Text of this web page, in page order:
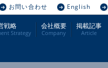
戦略
Strategy
会社概要
Company
掲載記事
Article
お問い合わせ English